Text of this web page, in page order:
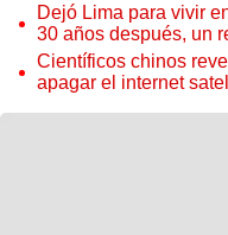
Dejó Lima para vivir
30 años después, un
sorprendente
Científicos chinos
apagar el internet